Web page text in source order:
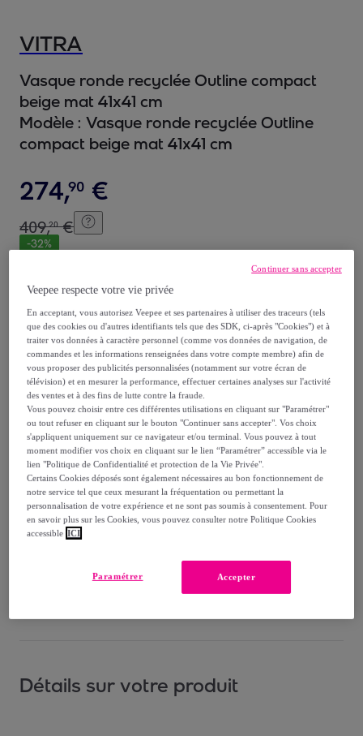
VITRA
Vasque ronde recyclée Outline compact
beige mat 41x41 cm
Modèle : Vasque ronde recyclée Outline
compact beige mat 41x41 cm
274,90 €
409,20 €
-32%
Reprise possible de votre ancien produit
voir les conditions.
Vendu parBatinea
Livraison
Livraison offerte par la marque
Livraison estimée: entre le
Comment ça marche ?
Détails sur votre produit
Veepee respecte votre vie privée
En acceptant, vous autorisez Veepee et ses partenaires à utiliser des traceurs (tels
que des cookies ou d'autres identifiants tels que des SDK, ci-après "Cookies") et à
traiter vos données à caractère personnel (comme vos données de navigation, de
commandes et les informations renseignées dans votre compte membre) afin de
vous proposer des publicités personnalisées (notamment sur votre écran de
télévision) et en mesurer la performance, effectuer certaines analyses sur l'activité
des ventes et à des fins de lutte contre la fraude.
Vous pouvez choisir entre ces différentes utilisations en cliquant sur "Paramétrer"
ou tout refuser en cliquant sur le bouton "Continuer sans accepter". Vos choix
s'appliquent uniquement sur ce navigateur et/ou terminal. Vous pouvez à tout
moment modifier vos choix en cliquant sur le lien “Paramétrer” accessible via le
lien "Politique de Confidentialité et protection de la Vie Privée".
Certains Cookies déposés sont également nécessaires au bon fonctionnement de
notre service tel que ceux mesurant la fréquentation ou permettant la
personnalisation de votre expérience et ne sont pas soumis à consentement. Pour
en savoir plus sur les Cookies, vous pouvez consulter notre Politique Cookies
accessible ICI
Accepter
Paramétrer
Continuer sans accepter